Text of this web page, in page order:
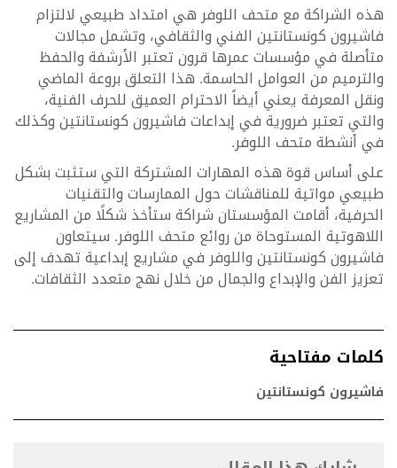
هذه الشراكة مع متحف اللوفر هي امتداد طبيعي لالتزام
فاشيرون كونستانتين الفني والثقافي، وتشمل مجالات
متأصلة في مؤسسات عمرها قرون تعتبر الأرشفة والحفظ
والترميم من العوامل الحاسمة. هذا التعلق بروعة الماضي
ونقل المعرفة يعني أيضاً الاحترام العميق للحرف الفنية،
والتي تعتبر ضرورية في إبداعات فاشيرون كونستانتين وكذلك
في أنشطة متحف اللوفر.
على أساس قوة هذه المهارات المشتركة التي ستثبت بشكل
طبيعي مواتية للمناقشات حول الممارسات والتقنيات
الحرفية، أقامت المؤسستان شراكة ستأخذ شكلًا من المشاريع
اللاهوتية المستوحاة من روائع متحف اللوفر. سيتعاون
فاشيرون كونستانتين واللوفر في مشاريع إبداعية تهدف إلى
تعزيز الفن والإبداع والجمال من خلال نهج متعدد الثقافات.
كلمات مفتاحية
فاشيرون كونستانتين